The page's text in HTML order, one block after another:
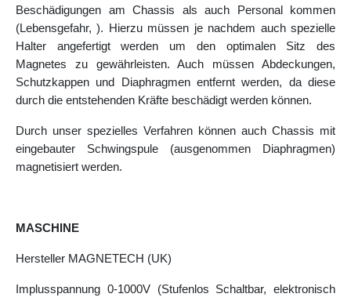
Beschädigungen am Chassis als auch Personal kommen
(Lebensgefahr, ). Hierzu müssen je nachdem auch spezielle
Halter angefertigt werden um den optimalen Sitz des
Magnetes zu gewährleisten. Auch müssen Abdeckungen,
Schutzkappen und Diaphragmen entfernt werden, da diese
durch die entstehenden Kräfte beschädigt werden können.
Durch unser spezielles Verfahren können auch Chassis mit
eingebauter Schwingspule (ausgenommen Diaphragmen)
magnetisiert werden.
MASCHINE
Hersteller MAGNETECH (UK)
Implusspannung 0-1000V (Stufenlos Schaltbar, elektronisch